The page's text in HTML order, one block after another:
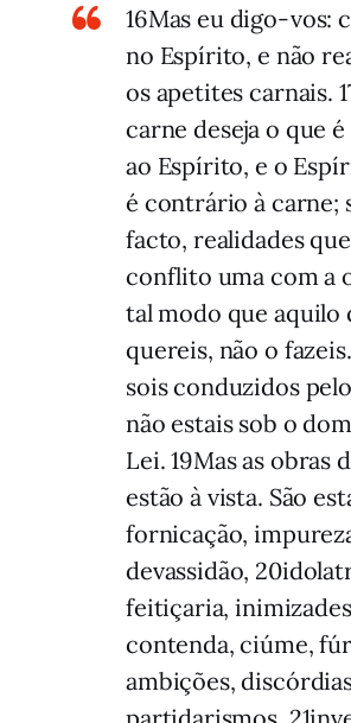
16Mas eu digo-vos:
no Espírito, e não
os apetites carnais.
carne deseja o que
ao Espírito, e o
é contrário à carne;
facto, realidades
conflito uma com a
tal modo que aquilo
quereis, não o
sois conduzidos
não estais sob o
Lei. 19Mas as obras
estão à vista. São
fornicação,
devassidão,
feitiçaria,
contenda, ciúme,
ambições,